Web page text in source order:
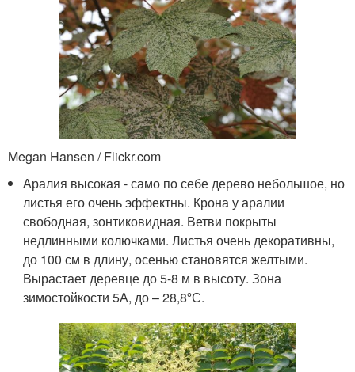
Megan Hansen / Flickr.com
Аралия высокая - само по себе дерево небольшое, но
листья его очень эффектны. Крона у аралии
свободная, зонтиковидная. Ветви покрыты
недлинными колючками. Листья очень декоративны,
до 100 см в длину, осенью становятся желтыми.
Вырастает деревце до 5-8 м в высоту. Зона
зимостойкости 5А, до – 28,8ºС.